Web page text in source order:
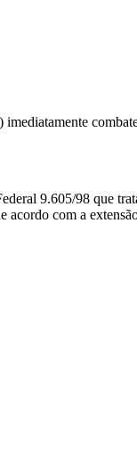
9.605/98 que
acordo com a